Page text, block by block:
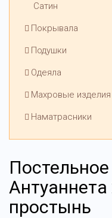
Сатин
Покрывала
Подушки
Одеяла
Махровые изделия
Наматрасники
Антуаннета
простынь